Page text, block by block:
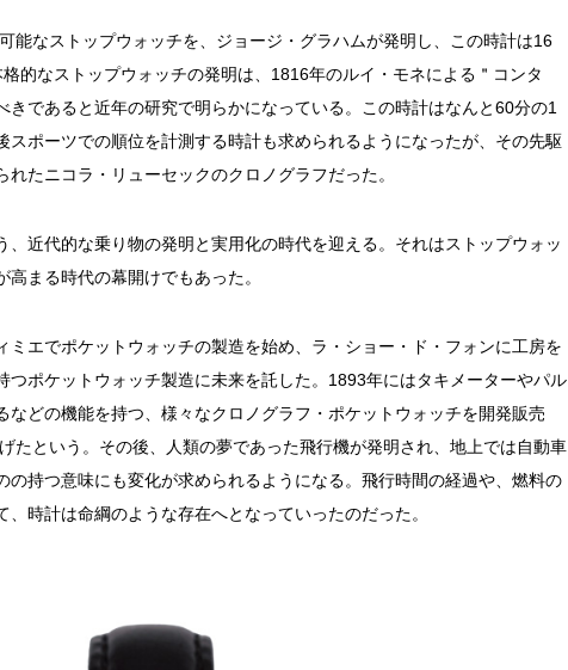
能なストップウォッチを、ジョージ・グラハムが発明し、この時計は16
的なストップウォッチの発明は、1816年のルイ・モネによる＂コンタ
きであると近年の研究で明らかになっている。この時計はなんと60分の1
スポーツでの順位を計測する時計も求められるようになったが、その先駆
たニコラ・リューセックのクロノグラフだった。
、近代的な乗り物の発明と実用化の時代を迎える。それはストップウォッ
まる時代の幕開けでもあった。
ミエでポケットウォッチの製造を始め、ラ・ショー・ド・フォンに工房を
つポケットウォッチ製造に未来を託した。1893年にはタキメーターやパル
などの機能を持つ、様々なクロノグラフ・ポケットウォッチを開発販売
たという。その後、人類の夢であった飛行機が発明され、地上では自動車
の持つ意味にも変化が求められるようになる。飛行時間の経過や、燃料の
時計は命綱のような存在へとなっていったのだった。